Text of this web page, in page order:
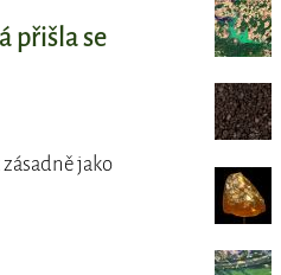
přišla se
jako